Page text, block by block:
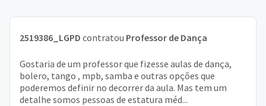
2519386_LGPD contratou Professor de Dança
Gostaria de um professor que fizesse aulas de dança,
bolero, tango , mpb, samba e outras opções que
poderemos definir no decorrer da aula. Mas tem um
detalhe somos pessoas de estatura méd...